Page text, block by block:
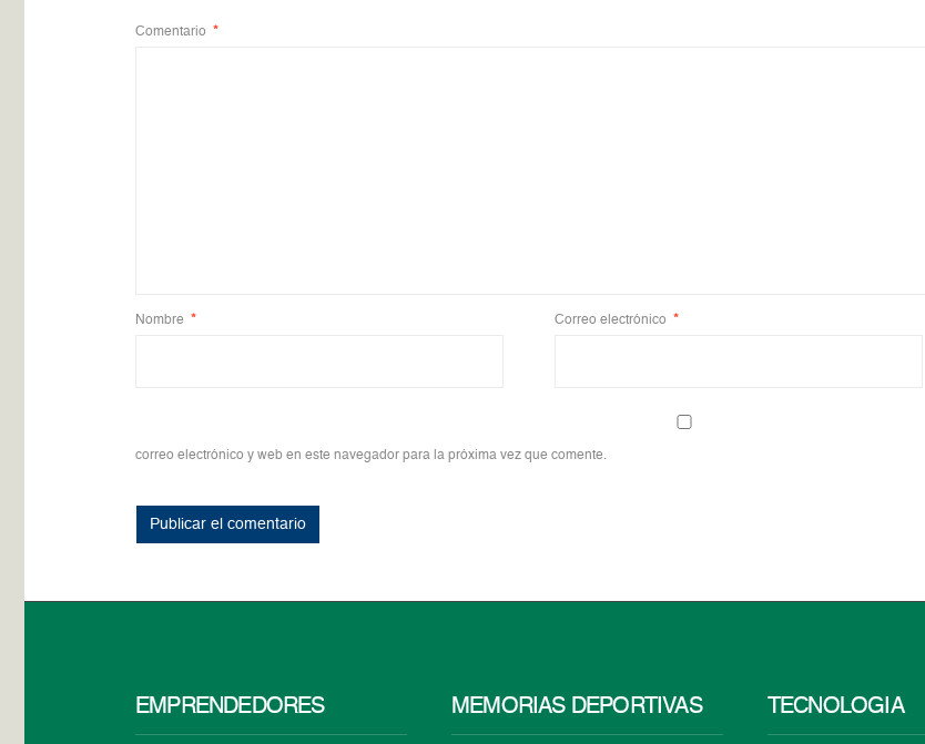
Comentario *
Nombre * Correo electrónico *
correo electrónico y web en este navegador para la próxima vez que comente.
EMPRENDEDORES MEMORIAS DEPORTIVAS TECNOLOGÍA